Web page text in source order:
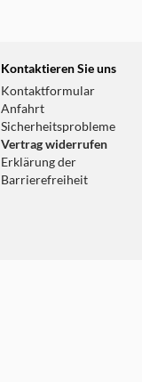
Kontaktieren Sie uns
Kontaktformular
Anfahrt
Sicherheitsprobleme
Vertrag widerrufen
Erklärung der
Barrierefreiheit